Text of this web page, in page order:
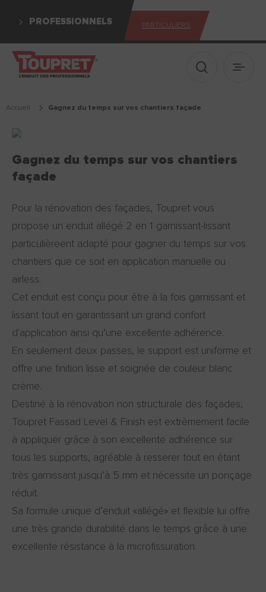
PROFESSIONNELS PARTICULIERS
Afficher le
Accueil gagnez du temps sur vos chantiers façade
Gagnez du temps sur vos chantiers
façade
Pour la rénovation des façades, Toupret vous
propose un enduit allégé 2 en 1 garnissant-lissant
particulièreent adapté pour gagner du temps sur vos
chantiers que ce soit en application manuelle ou
airless.
Cet enduit est conçu pour être à la fois garnissant et
lissant tout en garantissant un grand confort
d'application ainsi qu’une excellente adhérence.
En seulement deux passes, le support est uniforme et
offre une finition lisse et soignée de couleur blanc
crème.
Destiné à la rénovation non structurale des façades,
Toupret Fassad Level & Finish est extrèmement facile
à appliquer grâce à son excellente adhérence sur
tous les supports, agréable à resserer tout en étant
très garnissant jusqu’à 5 mm et nécessite un ponçage
réduit.
Sa formule unique d’enduit «allégé» et flexible lui offre
une très grande durabilité dans le temps grâce à une
excellente résistance à la microfissuration.